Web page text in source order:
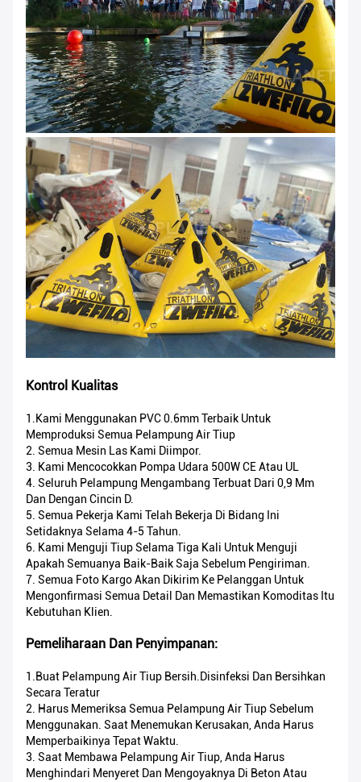
Kontrol Kualitas
1.Kami Menggunakan PVC 0.6mm Terbaik Untuk
Memproduksi Semua Pelampung Air Tiup
2. Semua Mesin Las Kami Diimpor.
3. Kami Mencocokkan Pompa Udara 500W CE Atau UL
4. Seluruh Pelampung Mengambang Terbuat Dari 0,9 Mm
Dan Dengan Cincin D.
5. Semua Pekerja Kami Telah Bekerja Di Bidang Ini
Setidaknya Selama 4-5 Tahun.
6. Kami Menguji Tiup Selama Tiga Kali Untuk Menguji
Apakah Semuanya Baik-Baik Saja Sebelum Pengiriman.
7. Semua Foto Kargo Akan Dikirim Ke Pelanggan Untuk
Mengonfirmasi Semua Detail Dan Memastikan Komoditas Itu
Kebutuhan Klien.
Pemeliharaan Dan Penyimpanan:
1.Buat Pelampung Air Tiup Bersih.Disinfeksi Dan Bersihkan
Secara Teratur
2. Harus Memeriksa Semua Pelampung Air Tiup Sebelum
Menggunakan. Saat Menemukan Kerusakan, Anda Harus
Memperbaikinya Tepat Waktu.
3. Saat Membawa Pelampung Air Tiup, Anda Harus
Menghindari Menyeret Dan Mengoyaknya Di Beton Atau